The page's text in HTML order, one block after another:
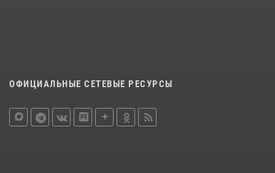
ОФИЦИАЛЬНЫЕ СЕТЕВЫЕ РЕСУРСЫ